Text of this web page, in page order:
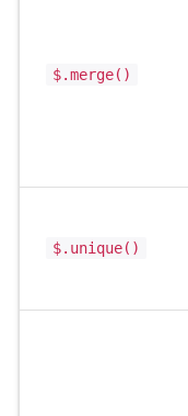
$.merge()
$.unique()